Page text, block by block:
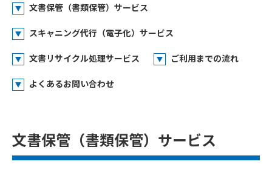
文書保管（書類保管）サービス
スキャニング代行（電子化）サービス
文書リサイクル処理サービス ご利用までの流れ
よくあるお問い合わせ
文書保管（書類保管）サービス